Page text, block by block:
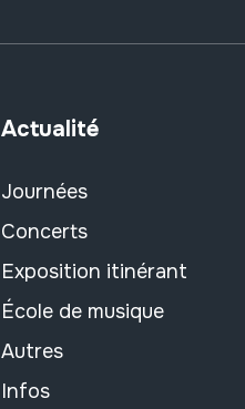
Actualité
Journées
Concerts
Exposition itinérant
École de musique
Autres
Infos